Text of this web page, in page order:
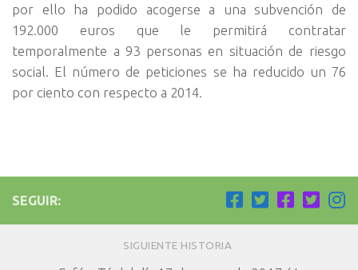
por ello ha podido acogerse a una subvención de
192.000 euros que le permitirá contratar
temporalmente a 93 personas en situación de riesgo
social. El número de peticiones se ha reducido un 76
por ciento con respecto a 2014.
SEGUIR:
SIGUIENTE HISTORIA